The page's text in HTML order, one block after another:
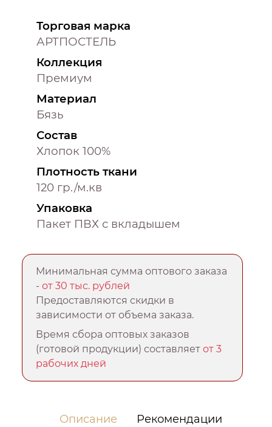
Торговая марка
АРТПОСТЕЛЬ
Коллекция
Премиум
Материал
Бязь
Состав
Хлопок 100%
Плотность ткани
120 гр./м.кв
Упаковка
Пакет ПВХ с вкладышем
Минимальная сумма оптового заказа
-от 30 тыс. рублей
Предоставляются скидки в
зависимости от объема заказа.
Время сбора оптовых заказов
(готовой продукции) составляетот 3
рабочих дней
Описание Рекомендации